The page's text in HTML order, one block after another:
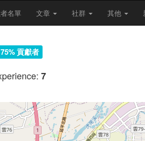
名單 文章 社群 其他
貢獻者
7